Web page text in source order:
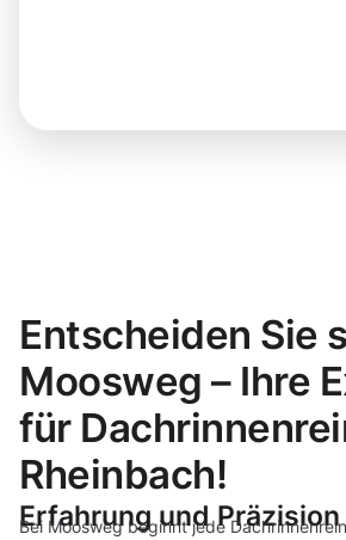
Entscheiden Sie
Moosweg – Ihre
für
Rheinbach!
Erfahrung und Präzision
Bei Moosweg beginnt jede